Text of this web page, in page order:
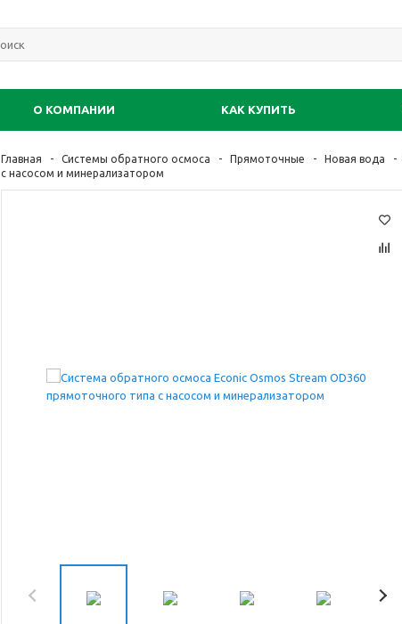
О КОМПАНИИ КАК КУПИТЬ
Главная Системы обратного осмоса Прямоточные Новая вода
с насосом и минерализатором